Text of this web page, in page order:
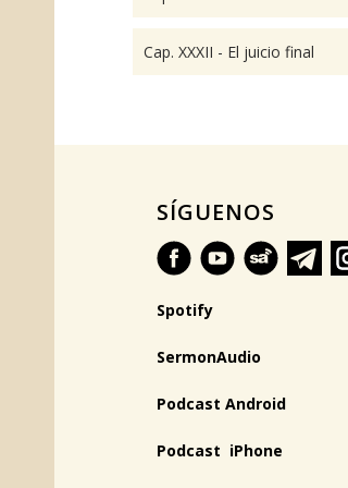
Cap. XXXII - El juicio final
SÍGUENOS
Spotify
SermonAudio
Podcast Android
Podcast iPhone